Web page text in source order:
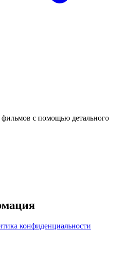
с помощью детального
конфиденциальности